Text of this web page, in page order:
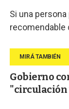
Si una
recomendable
Gobierno
"circulación